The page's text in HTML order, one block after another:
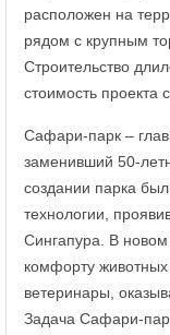
расположен на
рядом с крупным
Строительство
стоимость проекта
Сафари-парк –
заменивший 50-
создании парка
технологии,
Сингапура. В
комфорту
ветеринары,
Задача Сафари-